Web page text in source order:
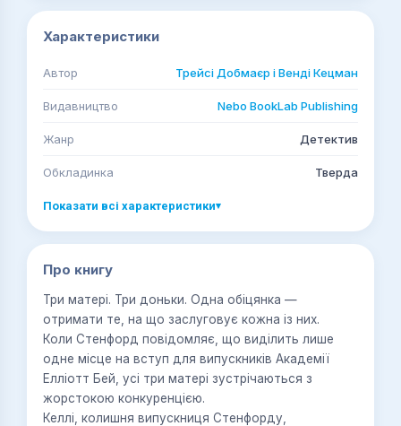
Характеристики
Автор Трейсі Добмаєр і Венді Кецман
Видавництво Nebo BookLab Publishing
Жанр Детектив
Обкладинка Тверда
Показати всі характеристики▾
Про книгу
Три матері. Три доньки. Одна обіцянка —
отримати те, на що заслуговує кожна із них.
Коли Стенфорд повідомляє, що виділить лише
одне місце на вступ для випускників Академії
Елліотт Бей, усі три матері зустрічаються з
жорстокою конкуренцією.
Келлі, колишня випускниця Стенфорду,